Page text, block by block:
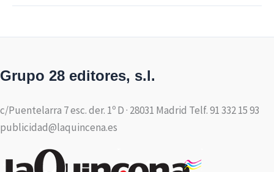
Grupo 28 editores, s.l.
c/Puentelarra 7 esc. der. 1º D · 28031 Madrid Telf. 91 332 15 93
publicidad@laquincena.es